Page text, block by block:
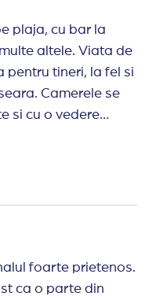
de la inceput ca
bugetul. In rest
plaja, cu bar la
altele. Viata de
pentru tineri, la fel si
Camerele se
si cu o vedere
foarte prietenos.
ca o parte din